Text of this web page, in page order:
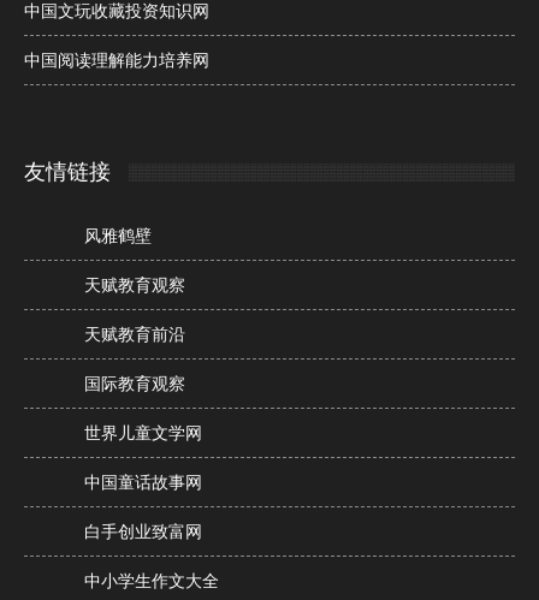
中国文玩收藏投资知识网
中国阅读理解能力培养网
友情链接
风雅鹤壁
天赋教育观察
天赋教育前沿
国际教育观察
世界儿童文学网
中国童话故事网
白手创业致富网
中小学生作文大全